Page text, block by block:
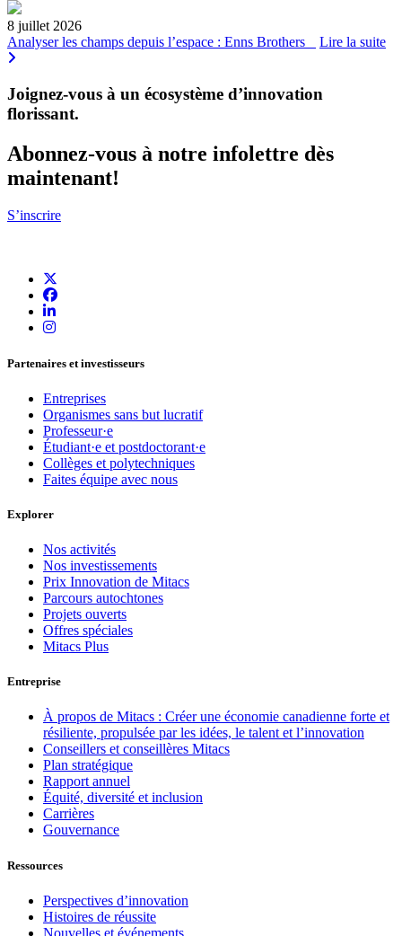
8 juillet 2026
Analyser les champs depuis l’espace : Enns Brothers
Lire la suite
Joignez-vous à un écosystème d’innovation
florissant.
Abonnez-vous à notre infolettre dès
maintenant!
S’inscrire
Partenaires et investisseurs
Entreprises
Organismes sans but lucratif
Professeur·e
Étudiant·e et postdoctorant·e
Collèges et polytechniques
Faites équipe avec nous
Explorer
Nos activités
Nos investissements
Prix Innovation de Mitacs
Parcours autochtones
Projets ouverts
Offres spéciales
Mitacs Plus
Entreprise
À propos de Mitacs : Créer une économie canadienne forte et
résiliente, propulsée par les idées, le talent et l’innovation
Conseillers et conseillères Mitacs
Plan stratégique
Rapport annuel
Équité, diversité et inclusion
Carrières
Gouvernance
Ressources
Perspectives d’innovation
Histoires de réussite
Nouvelles et événements